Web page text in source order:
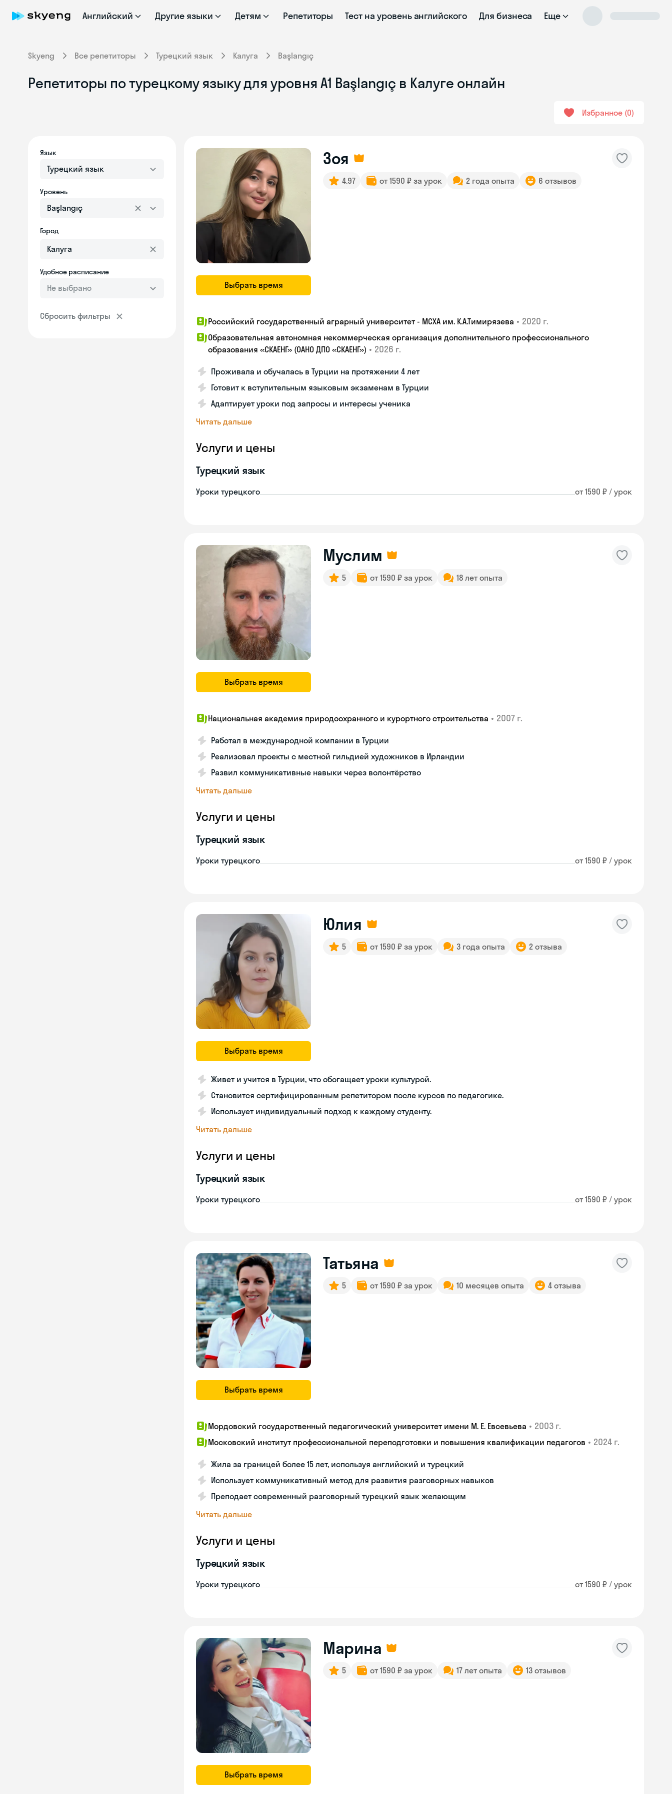
Английский Другие языки Детям Репетиторы Тест на уровень английского Для бизнеса Еще
Skyeng Все репетиторы Турецкий язык Калуга Başlangıç
Репетиторы по турецкому языку для уровня A1 Başlangıç в Калуге онлайн
Избранное 0
Язык
Турецкий язык
Уровень
Başlangıç
Город
Удобное расписание
Не выбрано
Сбросить фильтры
Выбрать время
Зоя
4.97 от 1590 ₽ за урок 2 года опыта 6 отзывов
Российский государственный аграрный университет - МСХА им. К.А.Тимирязева • 2020 г.
Образовательная автономная некоммерческая организация дополнительного профессионального
образования «СКАЕНГ» (ОАНО ДПО «СКАЕНГ») • 2026 г.
Проживала и обучалась в Турции на протяжении 4 лет
Готовит к вступительным языковым экзаменам в Турции
Адаптирует уроки под запросы и интересы ученика
Читать дальше
Услуги и цены
Турецкий язык
Уроки турецкого от 1590 ₽ / урок
Выбрать время
Муслим
5 от 1590 ₽ за урок 18 лет опыта
Национальная академия природоохранного и курортного строительства • 2007 г.
Работал в международной компании в Турции
Реализовал проекты с местной гильдией художников в Ирландии
Развил коммуникативные навыки через волонтёрство
Читать дальше
Услуги и цены
Турецкий язык
Уроки турецкого от 1590 ₽ / урок
Выбрать время
Юлия
5 от 1590 ₽ за урок 3 года опыта 2 отзыва
Живет и учится в Турции, что обогащает уроки культурой.
Становится сертифицированным репетитором после курсов по педагогике.
Использует индивидуальный подход к каждому студенту.
Читать дальше
Услуги и цены
Турецкий язык
Уроки турецкого от 1590 ₽ / урок
Выбрать время
Татьяна
5 от 1590 ₽ за урок 10 месяцев опыта 4 отзыва
Мордовский государственный педагогический университет имени М. Е. Евсевьева • 2003 г.
Московский институт профессиональной переподготовки и повышения квалификации педагогов • 2024 г.
Жила за границей более 15 лет, используя английский и турецкий
Использует коммуникативный метод для развития разговорных навыков
Преподает современный разговорный турецкий язык желающим
Читать дальше
Услуги и цены
Турецкий язык
Уроки турецкого от 1590 ₽ / урок
Выбрать время
Марина
5 от 1590 ₽ за урок 17 лет опыта 13 отзывов